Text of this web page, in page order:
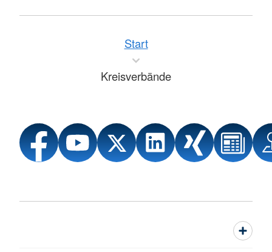
Start
Kreisverbände